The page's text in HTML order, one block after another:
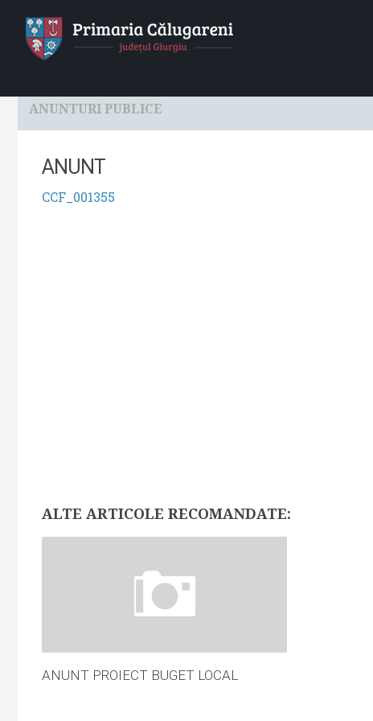
HOMELocalitatea Primaria
ANUNTURI PUBLICE
ANUNT
CCF_001355
ALTE ARTICOLE RECOMANDATE:
ANUNT PROIECT BUGET LOCAL